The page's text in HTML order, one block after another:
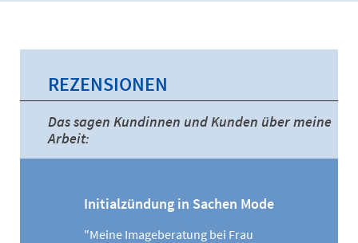
REZENSIONEN
Das sagen Kundinnen und Kunden über meine
Arbeit:
Initialzündung in Sachen Mode
"Meine Imageberatung bei Frau